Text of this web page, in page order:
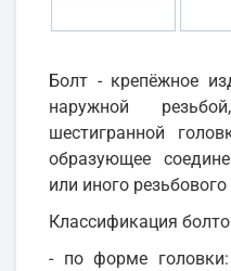
Болт - крепёжное
наружной
шестигранной
образующее
или иного резьбового
Классификация
- по форме